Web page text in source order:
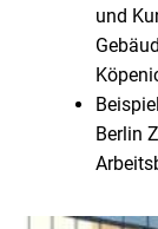
und
Berlin